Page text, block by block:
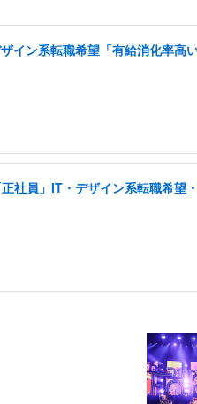
イン系転職希望「有給消化率高
社員」IT・デザイン系転職希望